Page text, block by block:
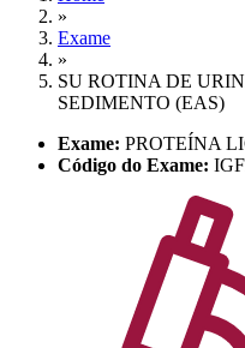
»
Exame
»
SU ROTINA DE
SEDIMENTO (EAS)
Exame: PROTEÍNA
Código do Exame: